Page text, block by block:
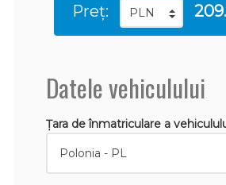
Preț:
Datele vehiculului
Țara de înmatriculare a